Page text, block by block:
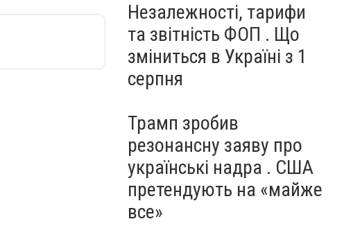
Незалежності, тарифи
та звітність ФОП . Що
зміниться в Україні з 1
серпня
Трамп зробив
резонансну заяву про
українські надра . США
претендують на «майже
все»